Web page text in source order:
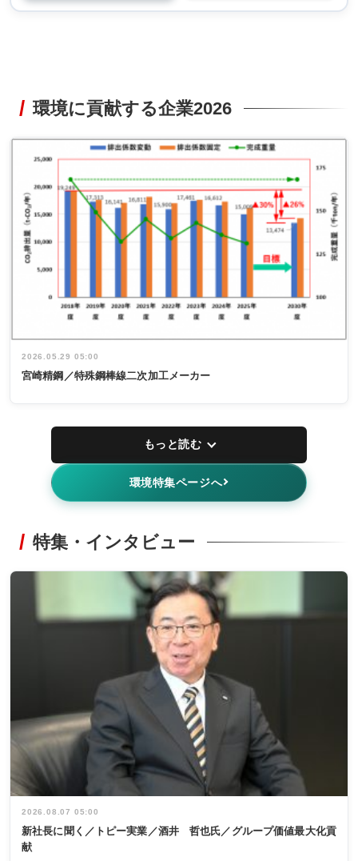
環境に貢献する企業2026
2026.05.29 05:00
宮崎精鋼／特殊鋼棒線二次加工メーカー
もっと読む
環境特集ページへ
特集・インタビュー
2026.08.07 05:00
新社長に聞く／トピー実業／酒井 哲也氏／グループ価値最大化貢
献